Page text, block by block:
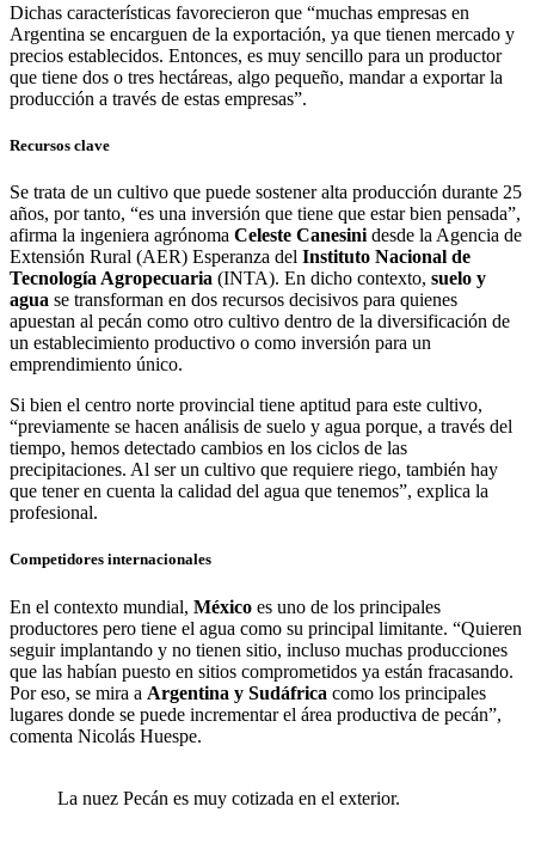
Dichas características favorecieron que “muchas empresas en
Argentina se encarguen de la exportación, ya que tienen mercado y
precios establecidos. Entonces, es muy sencillo para un productor
que tiene dos o tres hectáreas, algo pequeño, mandar a exportar la
producción a través de estas empresas”.
Recursos clave
Se trata de un cultivo que puede sostener alta producción durante 25
años, por tanto, “es una inversión que tiene que estar bien pensada”,
afirma la ingeniera agrónoma Celeste Canesini desde la Agencia de
Extensión Rural (AER) Esperanza del Instituto Nacional de
Tecnología Agropecuaria (INTA). En dicho contexto, suelo y
agua se transforman en dos recursos decisivos para quienes
apuestan al pecán como otro cultivo dentro de la diversificación de
un establecimiento productivo o como inversión para un
emprendimiento único.
Si bien el centro norte provincial tiene aptitud para este cultivo,
“previamente se hacen análisis de suelo y agua porque, a través del
tiempo, hemos detectado cambios en los ciclos de las
precipitaciones. Al ser un cultivo que requiere riego, también hay
que tener en cuenta la calidad del agua que tenemos”, explica la
profesional.
Competidores internacionales
En el contexto mundial, México es uno de los principales
productores pero tiene el agua como su principal limitante. “Quieren
seguir implantando y no tienen sitio, incluso muchas producciones
que las habían puesto en sitios comprometidos ya están fracasando.
Por eso, se mira a Argentina y Sudáfrica como los principales
lugares donde se puede incrementar el área productiva de pecán”,
comenta Nicolás Huespe.
La nuez Pecán es muy cotizada en el exterior.